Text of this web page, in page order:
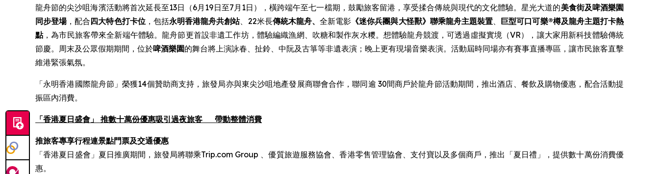
龍舟節的尖沙咀海濱活動將首次延長至13日（6月19日至7月1日），橫跨端午至七一檔期，鼓勵旅客留港，享受揉合傳統與現代的文化體驗。星光大道的美食街及啤酒樂園
同步登場，配合四大特色打卡位，包括永明香港龍舟共創站、22米長傳統木龍舟、 全新電影 《迷你兵團與大怪獸》聯乘龍舟主題裝置、 巨型可口可樂®樽及龍舟主題打卡熱
點，為市民旅客帶來全新端午體驗。龍舟節更首設非遺工作坊，體驗編織漁網、吹糖和製作灰水糭。想體驗龍舟競渡，可透過虛擬實境（VR），讓大家用新科技體驗傳統
節慶。周末及公眾假期期間，位於啤酒樂園的舞台將上演詠春、扯鈴、中阮及古箏等非遺表演；晚上更有現場音樂表演。活動屆時同場亦有賽事直播專區，讓市民旅客直擊
維港緊張氣氛。
「永明香港國際龍舟節」榮獲14個贊助商支持，旅發局亦與東尖沙咀地產發展商聯會合作，聯同逾 30間商戶於龍舟節活動期間，推出酒店、餐飲及購物優惠，配合活動提
振區內消費。
「香港夏日盛會」 推數十萬份優惠吸引過夜旅客 帶動整體消費
推旅客專享行程連景點門票及交通優惠
「香港夏日盛會」夏日推廣期間，旅發局將聯乘Trip.com Group 、優質旅遊服務協會、香港零售管理協會、支付寶以及多個商戶，推出「夏日禮」，提供數十萬份消費優
惠。